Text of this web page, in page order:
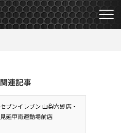
関連記事
セブンイレブン 山梨六郷店・
見延甲南運動場前店